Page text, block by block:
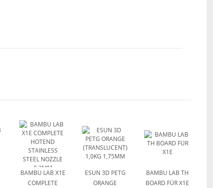
BAMBU LAB X1E
COMPLETE
ESUN 3D PETG
ORANGE
BAMBU LAB TH
BOARD FÜR X1E